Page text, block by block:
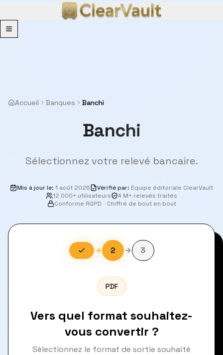
Menu
Accueil Banques Banchi
Banchi
Sélectionnez votre relevé bancaire.
Mis à jour le: 1 août 2026 Vérifié par: Équipe éditoriale ClearVault
12 000+ utilisateurs
4 M+ relevés traités
Conforme RGPD · Chiffré de bout en bout
2 3
PDF
Vers quel format souhaitez-
vous convertir ?
Sélectionnez le format de sortie souhaité